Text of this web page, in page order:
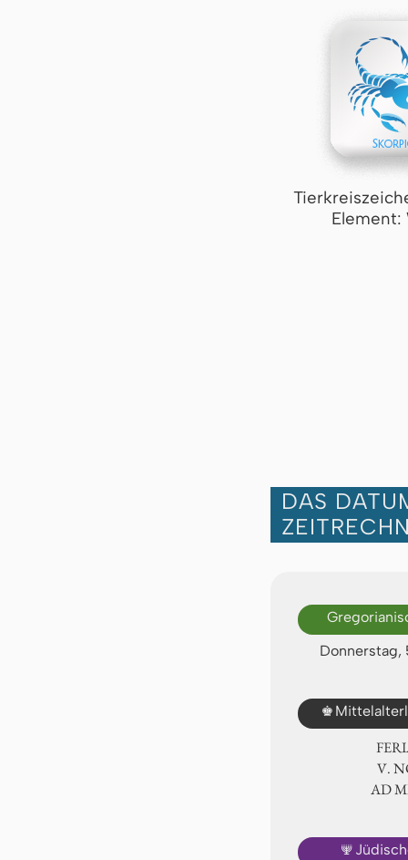
Element:
DAS
Donnerstag,
♚
Ⅴ.
AD
🕎